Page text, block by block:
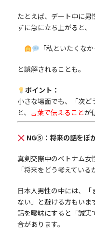
たとえば、デート中に男
ずに急に立ち上がると、
「私といたくな
と誤解されることも。
ポイント：
小さな場面でも、「次ど
と、 言葉で伝えることが
NG⑤：将来の話をぼ
真剣交際中のベトナム女
「将来をどう考えてい
日本人男性の中には、「
ない」と避ける方もいま
話を曖昧にすると「誠実
合があります。